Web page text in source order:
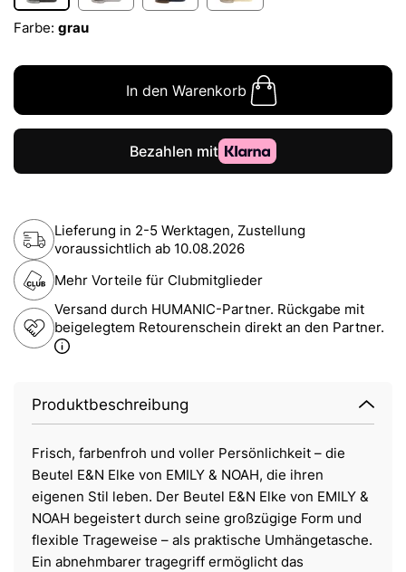
Farbe: grau
In den Warenkorb
Lieferung in 2-5 Werktagen, Zustellung
voraussichtlich ab 10.08.2026
Mehr Vorteile für Clubmitglieder
Versand durch HUMANIC-Partner. Rückgabe mit
beigelegtem Retourenschein direkt an den Partner.
Produktbeschreibung
Frisch, farbenfroh und voller Persönlichkeit – die
Beutel E&N Elke von EMILY & NOAH, die ihren
eigenen Stil leben. Der Beutel E&N Elke von EMILY &
NOAH begeistert durch seine großzügige Form und
flexible Trageweise – als praktische Umhängetasche.
Ein abnehmbarer tragegriff ermöglicht das